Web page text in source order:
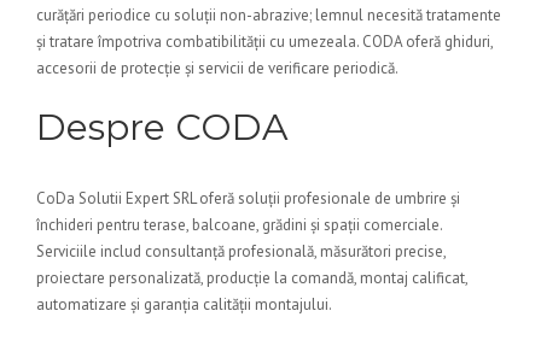
curățări periodice cu soluții non-abrazive; lemnul necesită tratamente
și tratare împotriva combatibilității cu umezeala. CODA oferă ghiduri,
accesorii de protecție și servicii de verificare periodică.
Despre CODA
CoDa Solutii Expert SRL oferă soluții profesionale de umbrire și
închideri pentru terase, balcoane, grădini și spații comerciale.
Serviciile includ consultanță profesională, măsurători precise,
proiectare personalizată, producție la comandă, montaj calificat,
automatizare și garanția calității montajului.